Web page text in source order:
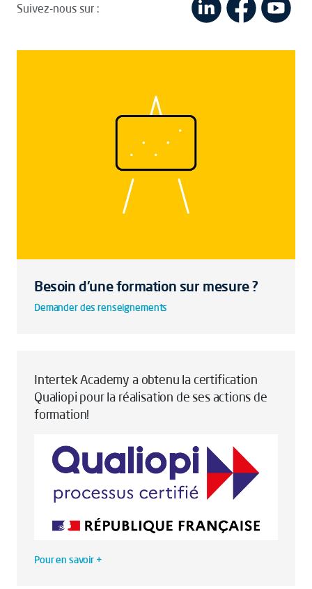
Suivez-nous sur :
Besoin d'une formation sur mesure ?
Demander des renseignements
Intertek Academy a obtenu la certification
Qualiopi pour la réalisation de ses actions de
formation!
Pour en savoir +